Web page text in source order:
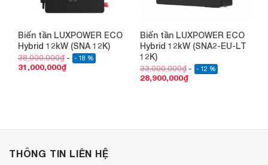
Biến tần LUXPOWER ECO
Hybrid 12kW (SNA 12K)
38,000,000₫ - 18 %
31,000,000₫
Biến tần LUXPOWER ECO
Hybrid 12kW (SNA2-EU-LT
12K)
33,000,000₫ - 12 %
28,900,000₫
THÔNG TIN LIÊN HỆ